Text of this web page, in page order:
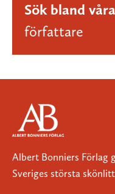
Sök bland våra
författare
Albert Bonniers Förlag
Sveriges största